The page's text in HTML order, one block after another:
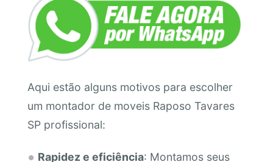
Aqui estão alguns motivos para escolher
um montador de moveis Raposo Tavares
SP profissional:
Rapidez e eficiência: Montamos seus